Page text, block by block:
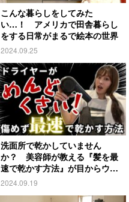
こんな暮らしをしてみた
い…！ アメリカで田舎暮らし
をする日常がまるで絵本の世界
2024.09.25
洗面所で乾かしていません
か？ 美容師が教える『髪を最
速で乾かす方法』が目からウロ
コ
2024.09.19